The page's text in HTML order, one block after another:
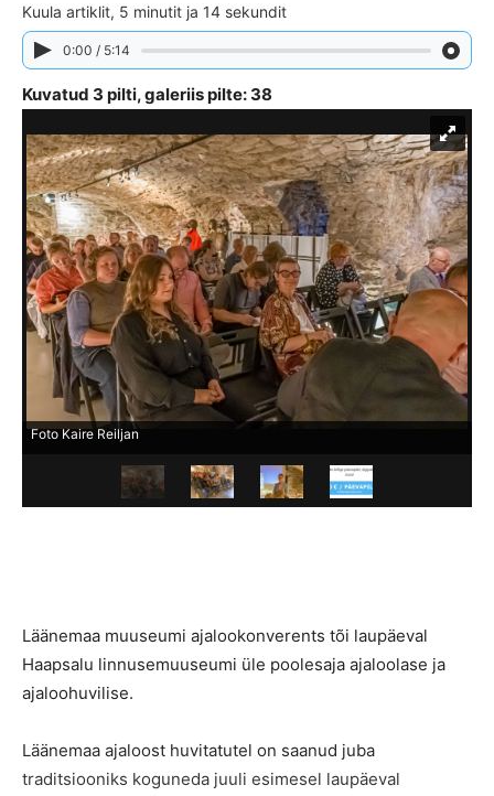
Kuula artiklit, 5 minutit ja 14 sekundit
0:00 / 5:14
Kuvatud 3 pilti, galeriis pilte: 38
Foto Kaire Reiljan
Läänemaa muuseumi ajalookonverents tõi laupäeval
Haapsalu linnusemuuseumi üle poolesaja ajaloolase ja
ajaloohuvilise.
Läänemaa ajaloost huvitatutel on saanud juba
traditsiooniks koguneda juuli esimesel laupäeval